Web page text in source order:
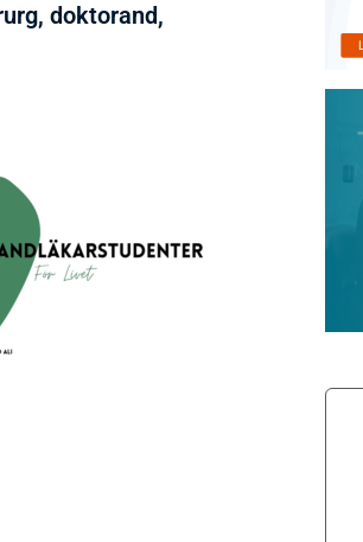
doktorand,